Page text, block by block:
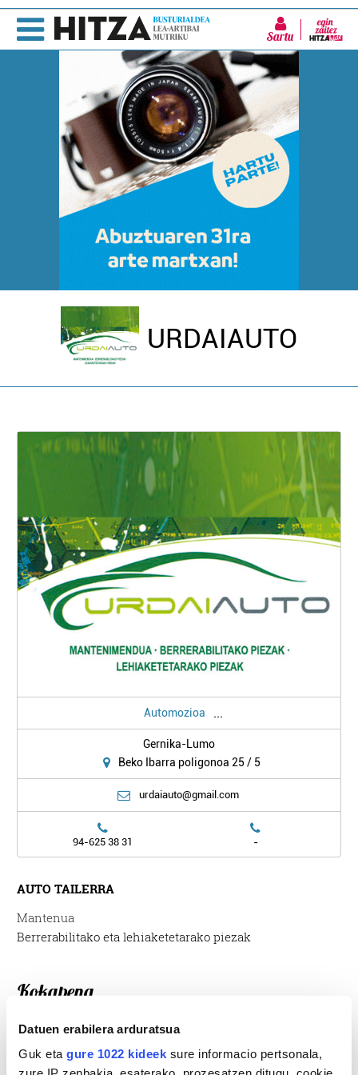
Datuen erabilera arduratsua
Guk eta gure 1022 kideek sure informacio pertsonala,
Sartu
URDAIAUTO
AUTO TAILERRA
Mantenua
Berrerabilitako eta lehiaketetarako piezak
Kokapena
Automozioa ...
Gernika-Lumo
Beko Ibarra poligonoa 25 / 5
urdaiauto@gmail.com
94-625 38 31 -